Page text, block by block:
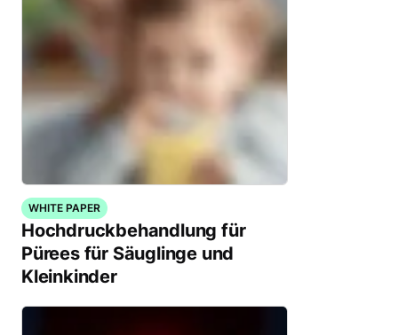
WHITE PAPER
Hochdruckbehandlung für
Pürees für Säuglinge und
Kleinkinder